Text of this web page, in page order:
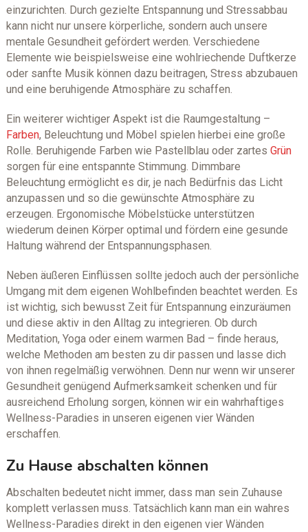
einzurichten. Durch gezielte Entspannung und Stressabbau
kann nicht nur unsere körperliche, sondern auch unsere
mentale Gesundheit gefördert werden. Verschiedene
Elemente wie beispielsweise eine wohlriechende Duftkerze
oder sanfte Musik können dazu beitragen, Stress abzubauen
und eine beruhigende Atmosphäre zu schaffen.
Ein weiterer wichtiger Aspekt ist die Raumgestaltung –
Farben, Beleuchtung und Möbel spielen hierbei eine große
Rolle. Beruhigende Farben wie Pastellblau oder zartes Grün
sorgen für eine entspannte Stimmung. Dimmbare
Beleuchtung ermöglicht es dir, je nach Bedürfnis das Licht
anzupassen und so die gewünschte Atmosphäre zu
erzeugen. Ergonomische Möbelstücke unterstützen
wiederum deinen Körper optimal und fördern eine gesunde
Haltung während der Entspannungsphasen.
Neben äußeren Einflüssen sollte jedoch auch der persönliche
Umgang mit dem eigenen Wohlbefinden beachtet werden. Es
ist wichtig, sich bewusst Zeit für Entspannung einzuräumen
und diese aktiv in den Alltag zu integrieren. Ob durch
Meditation, Yoga oder einem warmen Bad – finde heraus,
welche Methoden am besten zu dir passen und lasse dich
von ihnen regelmäßig verwöhnen. Denn nur wenn wir unserer
Gesundheit genügend Aufmerksamkeit schenken und für
ausreichend Erholung sorgen, können wir ein wahrhaftiges
Wellness-Paradies in unseren eigenen vier Wänden
erschaffen.
Zu Hause abschalten können
Abschalten bedeutet nicht immer, dass man sein Zuhause
komplett verlassen muss. Tatsächlich kann man ein wahres
Wellness-Paradies direkt in den eigenen vier Wänden